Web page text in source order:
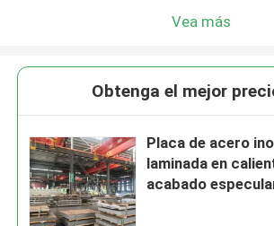
Vea más
Obtenga el mejor
Placa de acero
laminada en
acabado